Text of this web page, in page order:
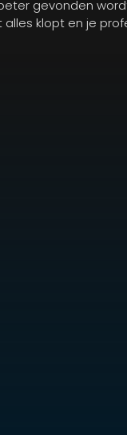
gevonden
klopt en je